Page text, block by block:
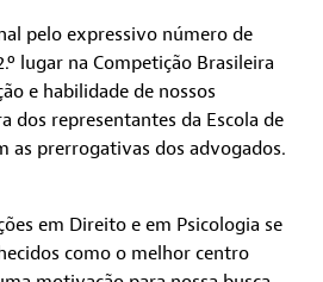
pelo expressivo número de
lugar na Competição Brasileira
e habilidade de nossos
representantes da Escola de
as prerrogativas dos advogados.
em Direito e em Psicologia se
como o melhor centro